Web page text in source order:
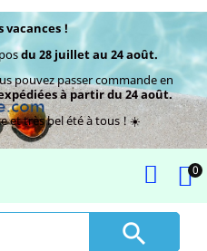
vacances !
du 28 juillet au 24 août.
pouvez passer commande en
à partir du 24 août.
et très bel été à tous ! ☀️
0
